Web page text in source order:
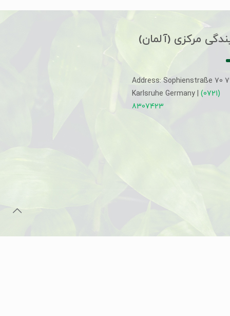
مرکزی (آلمان)
Address: Sophienstraße 70
Karlsruhe Germany | (0721)
8307423